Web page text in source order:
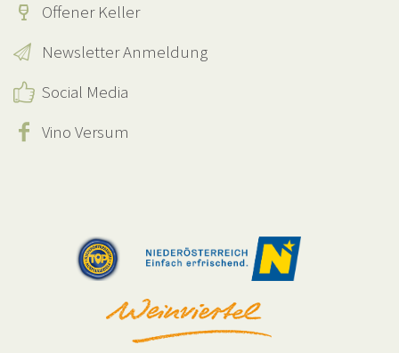
Offener Keller
Newsletter Anmeldung
Social Media
Vino Versum